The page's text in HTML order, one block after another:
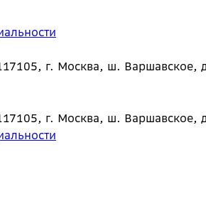
г. Москва, ш. Варшавское,
г. Москва, ш. Варшавское,